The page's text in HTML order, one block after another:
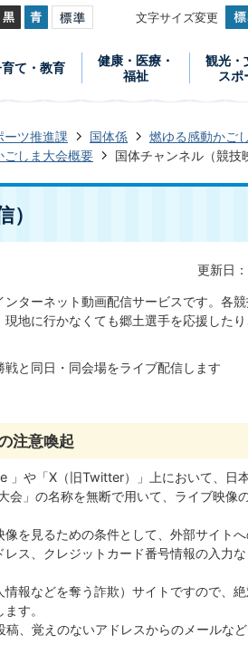
文字サイズ変更
て・教育
健康・医療・
福祉
観光・
スポ
ーツ推進課 国体係
燃ゆる感動かご
ごしま大会概要
国体チャンネル（競技
更新日
ターネット動画配信サービスです。各
地に行かなくても郷土選手を応援した
と同日・同会場をライブ配信します
注意喚起
」や「X（旧Twitter）」上において、日
」の名称を無断で用いて、ライブ映像
を見るための条件として、外部サイト
ス、クレジットカード番号情報の入力
報などを奪う詐欺）サイトですので、
す。
稿、覚えのないアドレスからのメールな